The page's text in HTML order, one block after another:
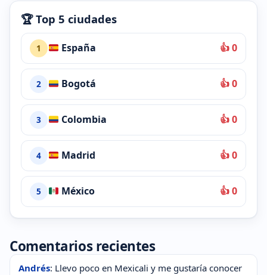
🏆 Top 5 ciudades
1 España 👍 0
2 Bogotá 👍 0
3 Colombia 👍 0
4 Madrid 👍 0
5 México 👍 0
Comentarios recientes
Andrés: Llevo poco en Mexicali y me gustaría conocer